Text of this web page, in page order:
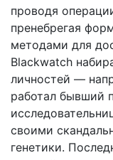
проводя
пренебрегая
методами для
Blackwatch
личностей —
работал бывший
своими
генетики.